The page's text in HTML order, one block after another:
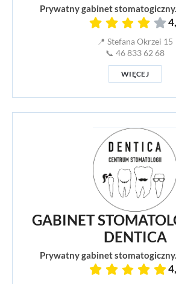
Prywatny gabinet
📍 Stefana Okrzei 15
📞 46 833 62 68
WIĘCEJ
GABINET
DENTICA
Prywatny gabinet